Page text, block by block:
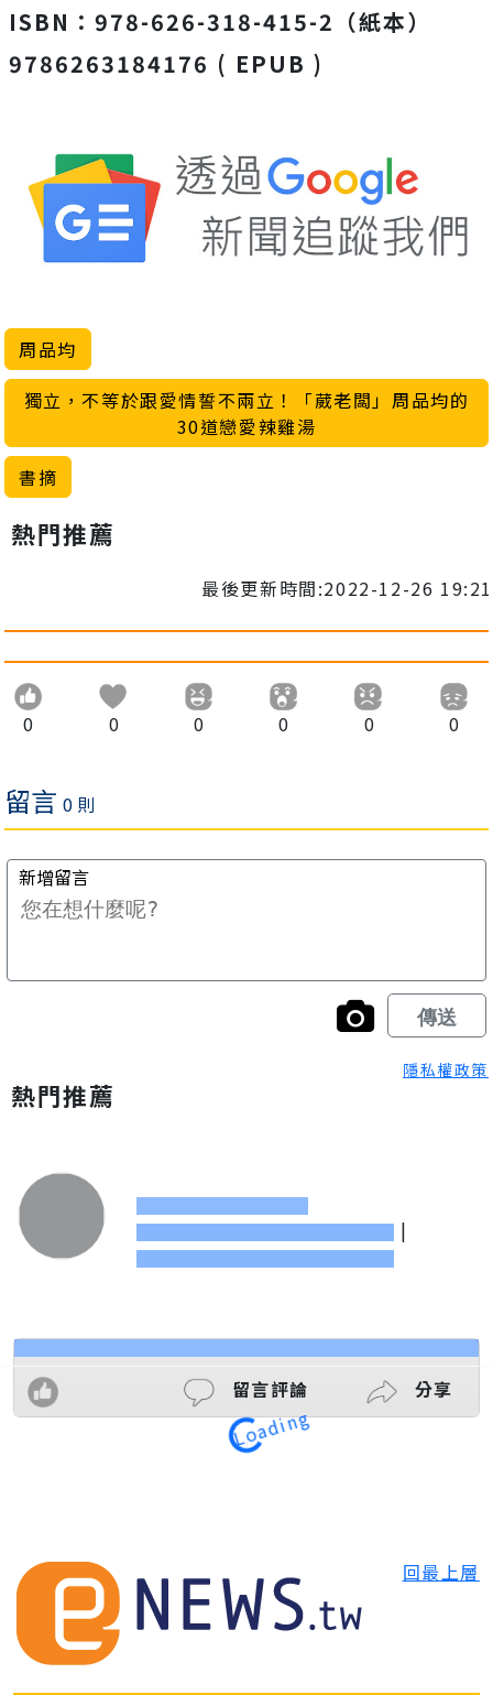
ISBN： 978-626-318-415-2 （紙本）
9786263184176 ( EPUB )
周品均
獨立，不等於跟愛情誓不兩立！「葳老闆」周品均的
30道戀愛辣雞湯
書摘
熱門推薦
最後更新時間:2022-12-26 19:21
0 0 0 0 0 0
隱私權政策
熱門推薦
|
留言評論 分享
Loading
回最上層